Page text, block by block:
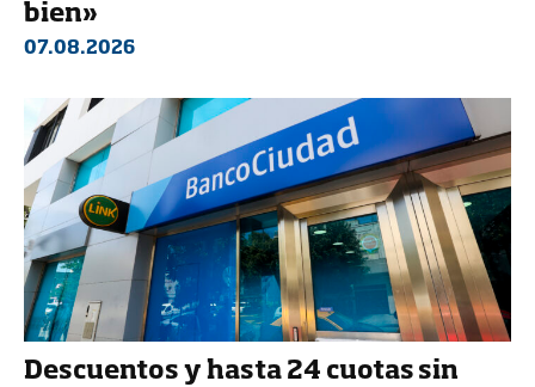
bien»
07.08.2026
Descuentos y hasta 24 cuotas sin